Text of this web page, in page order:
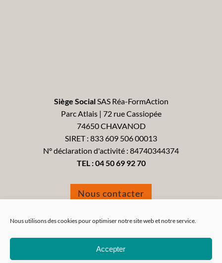
Nous utilisons des cookies pour optimiser notre site web et notre service.
Accepter
Siège SocialSAS Réa-FormAction
Parc Atlais | 72 rue Cassiopée
74650 CHAVANOD
SIRET : 833 609 506 00013
N° déclaration d'activité : 84740344374
TEL :04 50 69 92 70
Nous contacter